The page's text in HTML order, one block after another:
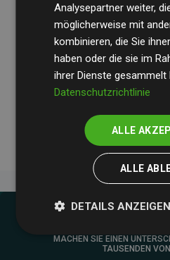
Transparenz und
Ihre Prüfungen belegen,
Klimaschutzprojekte im
geschätzten CO₂-
Websites kompensieren –
messbare Klimawirkung
MACHEN SIE EINEN
TAUSENDEN
Analysepartner weiter,
möglicherweise mit
kombinieren, die Sie
haben oder die sie im
ihrer Dienste gesammelt
Datenschutzrichtlinie
ALLE
ALLE
DETAILS ANZEIGEN